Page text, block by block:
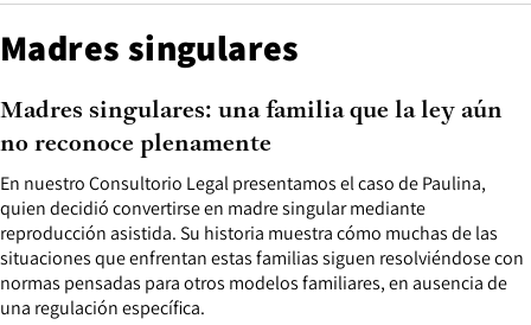
Madres singulares
En nuestro Consultorio Legal presentamos el caso de Paulina,
quien decidió convertirse en madre singular mediante
reproducción asistida. Su historia muestra cómo muchas de las
situaciones que enfrentan estas familias siguen resolviéndose con
normas pensadas para otros modelos familiares, en ausencia de
una regulación específica.
Madres singulares: una familia que la ley aún
no reconoce plenamente